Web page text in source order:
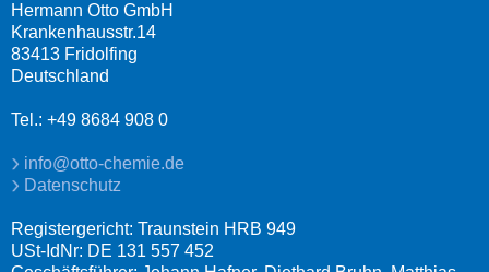
Hermann Otto GmbH
Krankenhausstr.14
83413 Fridolfing
Deutschland
Tel.: +49 8684 908 0
info@otto-chemie.de
Datenschutz
Registergericht: Traunstein HRB 949
USt-IdNr: DE 131 557 452